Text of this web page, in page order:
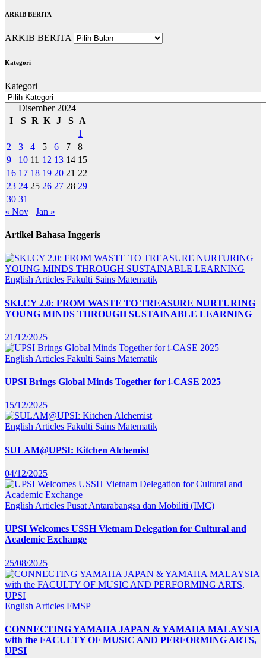
ARKIB BERITA
ARKIB BERITA
Kategori
Kategori
Disember 2024
I
S R K J S
A
1
2
3 4 5 6 7
8
9
10 11 12 13 14 15
16 17 18 19 20 21 22
23 24 25 26 27 28 29
30 31
« Nov
Jan »
Artikel Bahasa Inggeris
English Articles Fakulti Sains Matematik
SKI.CY 2.0: FROM WASTE TO TREASURE NURTURING
YOUNG MINDS THROUGH SUSTAINABLE LEARNING
21/12/2025
English Articles Fakulti Sains Matematik
UPSI Brings Global Minds Together for i-CASE 2025
15/12/2025
English Articles Fakulti Sains Matematik
SULAM@UPSI: Kitchen Alchemist
04/12/2025
English Articles Pusat Antarabangsa dan Mobiliti (IMC)
UPSI Welcomes USSH Vietnam Delegation for Cultural and
Academic Exchange
25/08/2025
English Articles FMSP
CONNECTING YAMAHA JAPAN & YAMAHA MALAYSIA
with the FACULTY OF MUSIC AND PERFORMING ARTS,
UPSI